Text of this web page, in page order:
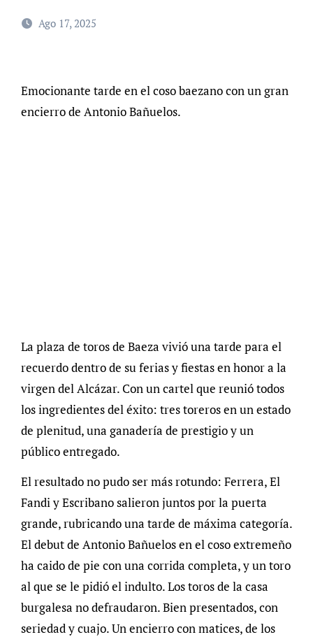
Ago 17, 2025
Emocionante tarde en el coso baezano con un gran
encierro de Antonio Bañuelos.
La plaza de toros de Baeza vivió una tarde para el
recuerdo dentro de su ferias y fiestas en honor a la
virgen del Alcázar. Con un cartel que reunió todos
los ingredientes del éxito: tres toreros en un estado
de plenitud, una ganadería de prestigio y un
público entregado.
El resultado no pudo ser más rotundo: Ferrera, El
Fandi y Escribano salieron juntos por la puerta
grande, rubricando una tarde de máxima categoría.
El debut de Antonio Bañuelos en el coso extremeño
ha caido de pie con una corrida completa, y un toro
al que se le pidió el indulto. Los toros de la casa
burgalesa no defraudaron. Bien presentados, con
seriedad y cuajo. Un encierro con matices, de los